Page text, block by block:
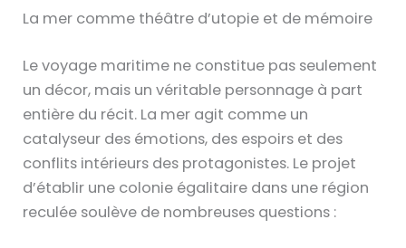
La mer comme théâtre d’utopie et de mémoire
Le voyage maritime ne constitue pas seulement
un décor, mais un véritable personnage à part
entière du récit. La mer agit comme un
catalyseur des émotions, des espoirs et des
conflits intérieurs des protagonistes. Le projet
d’établir une colonie égalitaire dans une région
reculée soulève de nombreuses questions :